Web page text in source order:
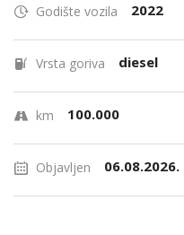
Godište vozila 2022
Vrsta goriva diesel
km 100.000
Objavljen 06.08.2026.